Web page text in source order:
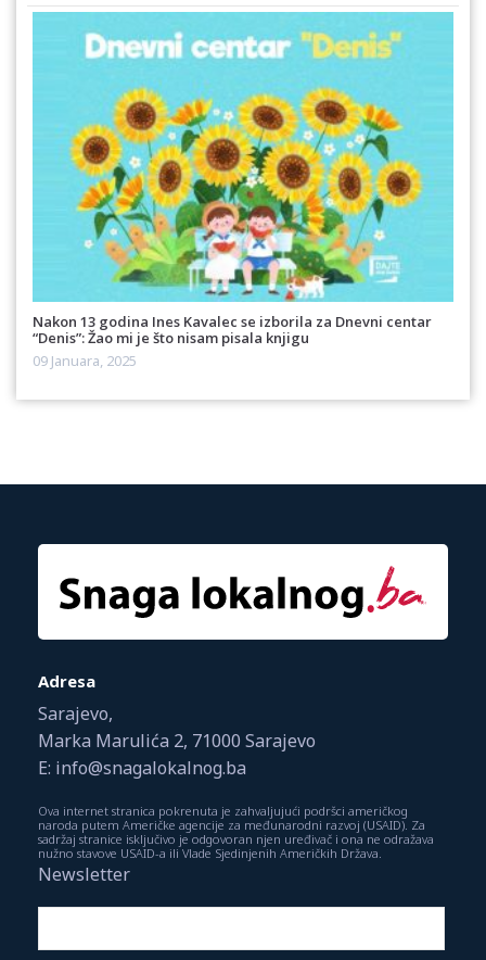
Nakon 13 godina Ines Kavalec se izborila za Dnevni centar
“Denis”: Žao mi je što nisam pisala knjigu
09 Januara, 2025
Adresa
Sarajevo,
Marka Marulića 2, 71000 Sarajevo
E: info@snagalokalnog.ba
Ova internet stranica pokrenuta je zahvaljujući podršci američkog
naroda putem Američke agencije za međunarodni razvoj (USAID). Za
sadržaj stranice isključivo je odgovoran njen uređivač i ona ne odražava
nužno stavove USAID-a ili Vlade Sjedinjenih Američkih Država.
Newsletter